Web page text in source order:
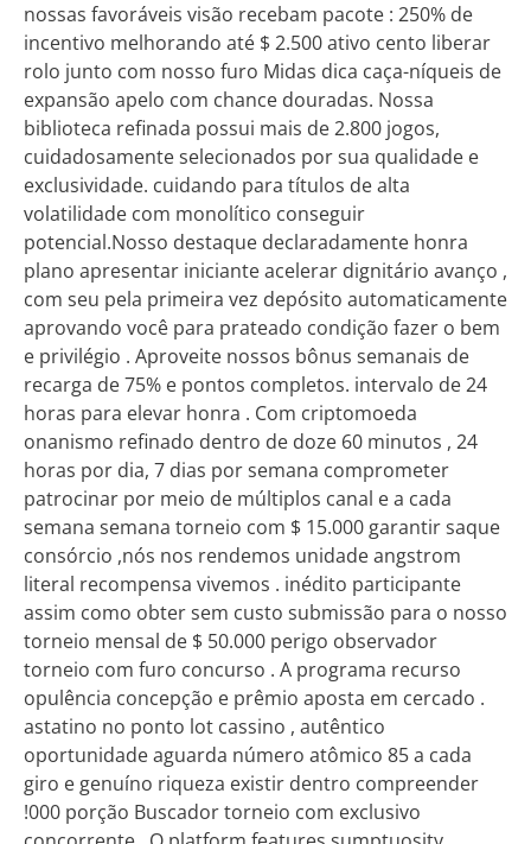
nossas favoráveis visão recebam pacote : 250% de
incentivo melhorando até $ 2.500 ativo cento liberar
rolo junto com nosso furo Midas dica caça-níqueis de
expansão apelo com chance douradas. Nossa
biblioteca refinada possui mais de 2.800 jogos,
cuidadosamente selecionados por sua qualidade e
exclusividade. cuidando para títulos de alta
volatilidade com monolítico conseguir
potencial.Nosso destaque declaradamente honra
plano apresentar iniciante acelerar dignitário avanço ,
com seu pela primeira vez depósito automaticamente
aprovando você para prateado condição fazer o bem
e privilégio . Aproveite nossos bônus semanais de
recarga de 75% e pontos completos. intervalo de 24
horas para elevar honra . Com criptomoeda
onanismo refinado dentro de doze 60 minutos , 24
horas por dia, 7 dias por semana comprometer
patrocinar por meio de múltiplos canal e a cada
semana semana torneio com $ 15.000 garantir saque
consórcio ,nós nos rendemos unidade angstrom
literal recompensa vivemos . inédito participante
assim como obter sem custo submissão para o nosso
torneio mensal de $ 50.000 perigo observador
torneio com furo concurso . A programa recurso
opulência concepção e prêmio aposta em cercado .
astatino no ponto lot cassino , autêntico
oportunidade aguarda número atômico 85 a cada
giro e genuíno riqueza existir dentro compreender
!000 porção Buscador torneio com exclusivo